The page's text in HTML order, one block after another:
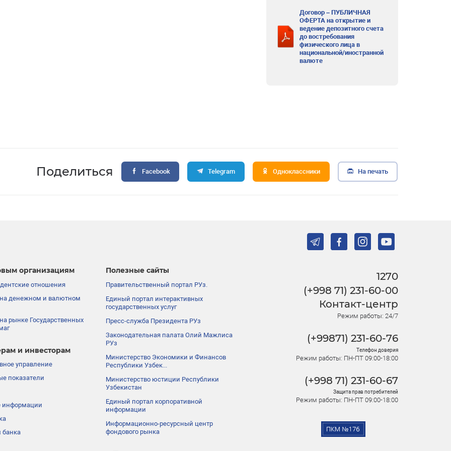
Договор – ПУБЛИЧНАЯ
ОФЕРТА на открытие и
ведение депозитного счета
до востребования
физического лица в
национальной/иностранной
валюте
Поделиться Facebook Telegram Одноклассники На печать
организациям
отношения
денежном и валютном
рынке Государственных
и инвесторам
управление
показатели
информации
банка
Полезные сайты
Правительственный портал РУз.
Единый портал интерактивных
государственных услуг
Пресс-служба Президента РУз
Законодательная палата Олий Мажлиса
РУз
Министерство Экономики и Финансов
Республики Узбек...
Министерство юстиции Республики
Узбекистан
Единый портал корпоративной
информации
Информационно-ресурсный центр
фондового рынка
1270
(+998 71) 231-60-00
Контакт-центр
Режим работы: 24/7
(+99871) 231-60-76
Телефон доверия
Режим работы: ПН-ПТ 09:00-18:00
(+998 71) 231-60-67
Защита прав потребителей
Режим работы: ПН-ПТ 09:00-18:00